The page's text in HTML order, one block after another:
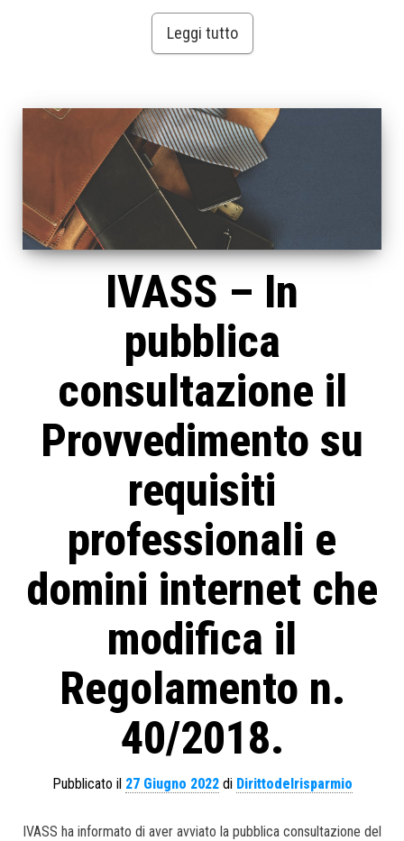
Leggi tutto
IVASS – In
pubblica
consultazione il
Provvedimento su
requisiti
professionali e
domini internet che
modifica il
Regolamento n.
40/2018.
Pubblicato il 27 Giugno 2022di Dirittodelrisparmio
IVASS ha informato di aver avviato la pubblica consultazione del